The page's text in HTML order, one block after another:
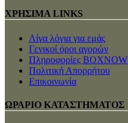
ΧΡΗΣΙΜΑ LINKS
Λίγα λόγια για εμάς
Γενικοί όροι αγορών
Πληροφορίες BOXNOW
Πολιτική Απορρήτου
Επικοινωνία
ΩΡΑΡΙΟ ΚΑΤΑΣΤΗΜΑΤΟΣ